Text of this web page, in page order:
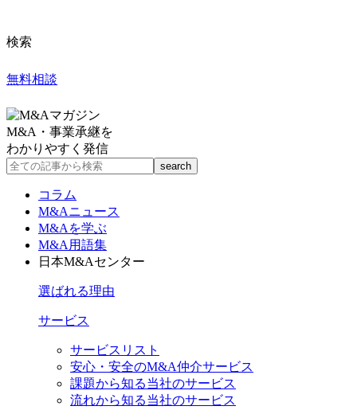
検索
無料相談
M&A・事業承継を
わかりやすく発信
コラム
M&Aニュース
M&Aを学ぶ
M&A用語集
日本M&Aセンター
選ばれる理由
サービス
サービスリスト
安心・安全のM&A仲介サービス
課題から知る当社のサービス
流れから知る当社のサービス